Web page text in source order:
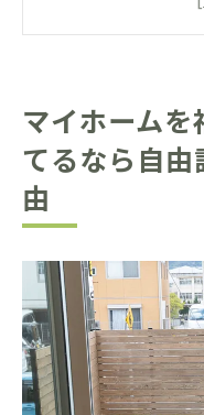
建売住宅と
らくだホームが
高品質な素
環境に優し
地元工務店
施工の透明
マイホーム
てるなら自
由